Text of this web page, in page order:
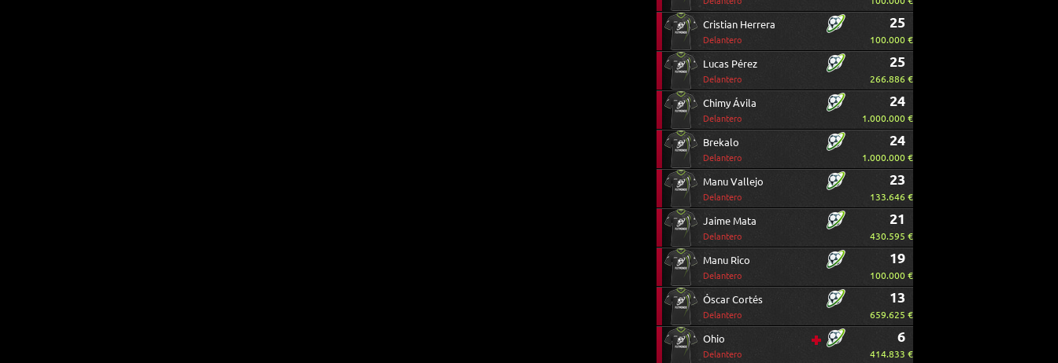
Cristian Herrera
Delantero
25
100.000 €
Lucas Pérez
Delantero
25
266.886 €
Chimy Ávila
Delantero
24
1.000.000 €
Brekalo
Delantero
24
1.000.000 €
Manu Vallejo
Delantero
23
133.646 €
Jaime Mata
Delantero
21
430.595 €
Manu Rico
Delantero
19
100.000 €
Óscar Cortés
Delantero
13
659.625 €
Ohio
Delantero
6
414.833 €